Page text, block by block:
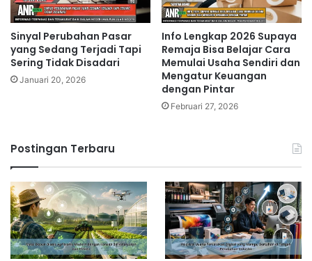
Sinyal Perubahan Pasar
yang Sedang Terjadi Tapi
Sering Tidak Disadari
Januari 20, 2026
Info Lengkap 2026 Supaya
Remaja Bisa Belajar Cara
Memulai Usaha Sendiri dan
Mengatur Keuangan
dengan Pintar
Februari 27, 2026
Postingan Terbaru